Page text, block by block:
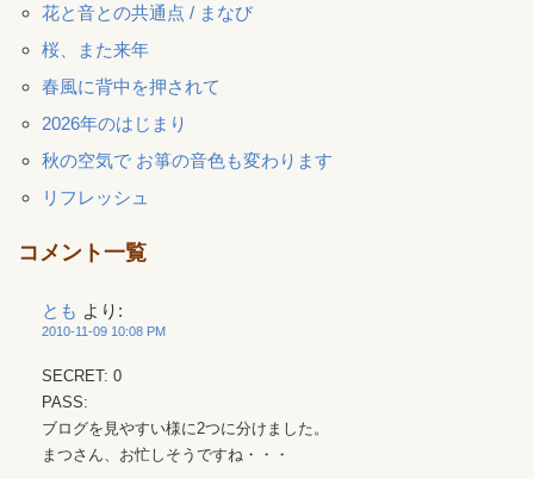
花と音との共通点 / まなび
桜、また来年
春風に背中を押されて
2026年のはじまり
秋の空気で お箏の音色も変わります
リフレッシュ
コメント一覧
とも より:
2010-11-09 10:08 PM
SECRET: 0
PASS:
ブログを見やすい様に2つに分けました。
まつさん、お忙しそうですね・・・